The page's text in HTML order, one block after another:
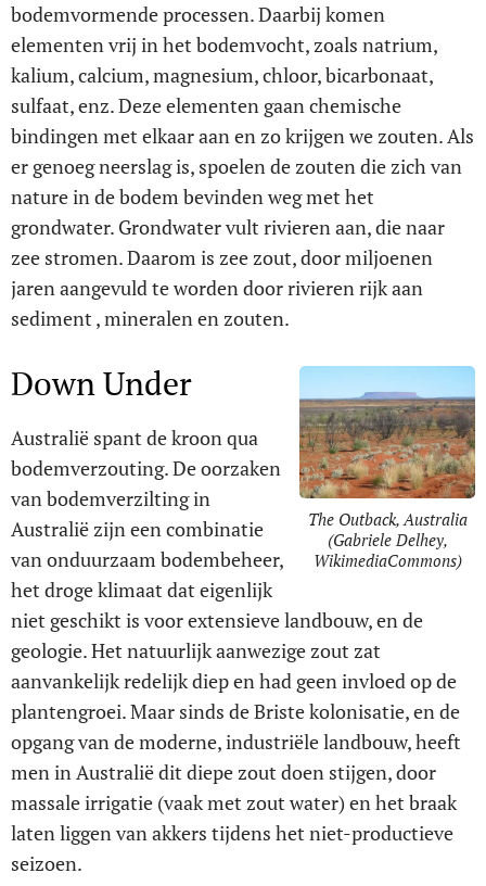
bodemvormende processen. Daarbij komen
elementen vrij in het bodemvocht, zoals natrium,
kalium, calcium, magnesium, chloor, bicarbonaat,
sulfaat, enz. Deze elementen gaan chemische
bindingen met elkaar aan en zo krijgen we zouten. Als
er genoeg neerslag is, spoelen de zouten die zich van
nature in de bodem bevinden weg met het
grondwater. Grondwater vult rivieren aan, die naar
zee stromen. Daarom is zee zout, door miljoenen
jaren aangevuld te worden door rivieren rijk aan
sediment , mineralen en zouten.
The Outback, Australia
(Gabriele Delhey,
WikimediaCommons)
Down Under
Australië spant de kroon qua
bodemverzouting. De oorzaken
van bodemverzilting in
Australië zijn een combinatie
van onduurzaam bodembeheer,
het droge klimaat dat eigenlijk
niet geschikt is voor extensieve landbouw, en de
geologie. Het natuurlijk aanwezige zout zat
aanvankelijk redelijk diep en had geen invloed op de
plantengroei. Maar sinds de Briste kolonisatie, en de
opgang van de moderne, industriële landbouw, heeft
men in Australië dit diepe zout doen stijgen, door
massale irrigatie (vaak met zout water) en het braak
laten liggen van akkers tijdens het niet-productieve
seizoen.